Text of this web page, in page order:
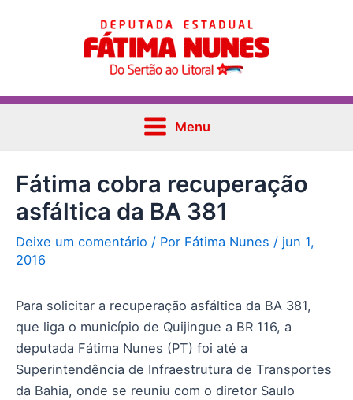
Main
Menu
Menu
Fátima cobra recuperação
asfáltica da BA 381
Deixe um comentário / Por Fátima Nunes / jun 1,
2016
Para solicitar a recuperação asfáltica da BA 381,
que liga o município de Quijingue a BR 116, a
deputada Fátima Nunes (PT) foi até a
Superintendência de Infraestrutura de Transportes
da Bahia, onde se reuniu com o diretor Saulo